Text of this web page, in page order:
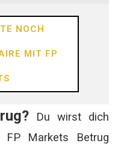
NOCH
MIT FP
Du wirst dich
FP Markets Betrug